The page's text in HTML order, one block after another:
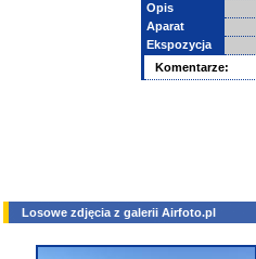
Opis
Aparat
Ekspozycja
Komentarze:
Losowe zdjęcia z galerii Airfoto.pl